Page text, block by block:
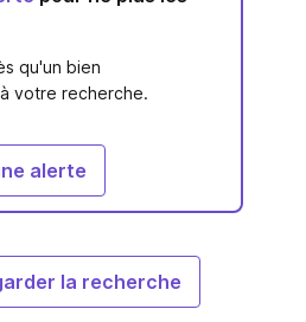
qu'un bien
votre recherche.
alerte
la recherche